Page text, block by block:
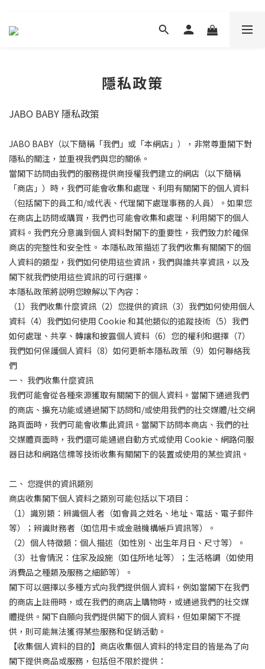
隱私政策
JABO BABY 隱私政策
JABO BABY（以下簡稱「我們」或「本網店」），非常尊重閣下對
隱私的關注，並重視我們與您的關係。
當閣下訪問由我們的服務提供商授權我們建立的網店（以下簡稱
「商店」）時，我們可能會收集和處理、利用有關閣下的個人資料
（包括閣下的員工和/或代表、代理閣下處理事務的人員）。如果您
在商店上訪問或購買，我們也可能會收集和處理、利用閣下的個人
資料。我們充分意識到個人資料對閣下的重要性，我們致力於確保
商店的完整性和安全性。 本隱私政策描述了我們收集有關閣下的個
人資料的類型，我們如何使用這些資訊，我們與誰共享資訊，以及
閣下就我們使用這些資訊的可行選擇。
本隱私政策將説明您瞭解以下內容：
（1）我們收集什麼資訊（2）您提供的資訊（3）我們如何使用個人
資料（4）我們如何使用 Cookie 和其他類似的追蹤技術（5）我們
如何處理、共享、轉讓和披露個人資料（6）您的權利和選擇（7）
我們如何保護個人資料（8）如何更新本隱私政策（9）如何聯絡我
們
一、 我們收集什麼資訊
我們可能會從各種來源獲取有關閣下的個人資料。當閣下通過我們
的商店、擴充功能或通過閣下訪問和/或使用我們的社交媒體/社交網
路頁面時，我們可能會收集此資訊。當閣下訪問本商店、我們的社
交媒體頁面時，我們還可能通過自動方式或使用 Cookie、網路伺服
器日誌和網路信標等技術收集有關閣下的裝置或使用的某些資訊。
二、 您提供的資訊類別
商店收集閣下個人資料之類別可能包括以下項目：
（1）識別類：辨識個人者（如會員之姓名、地址、電話、電子郵件
等）；辨識財務者（如信用卡或金融機構帳戶資訊等）。
（2）個人特徵類：個人描述（如性別、出生年月日、尺寸等）。
（3）社會情況：住家及設施（如住所地址等）；生活格調（如使用
消費品之種類及服務之細節等）。
閣下可以選擇以多種方式向我們提供個人資料，例如當閣下在我們
的商店上註冊時，或在我們的商店上購物時，或通過我們的社交媒
體提供。閣下自願向我們提供閣下的個人資料，但如果閣下不提
供，則可能無法獲得某些服務和促銷活動。
【收集個人資料的目的】商店收集個人資料的特定目的皆是為了向
閣下提供商品或服務，包括但不限於提供：